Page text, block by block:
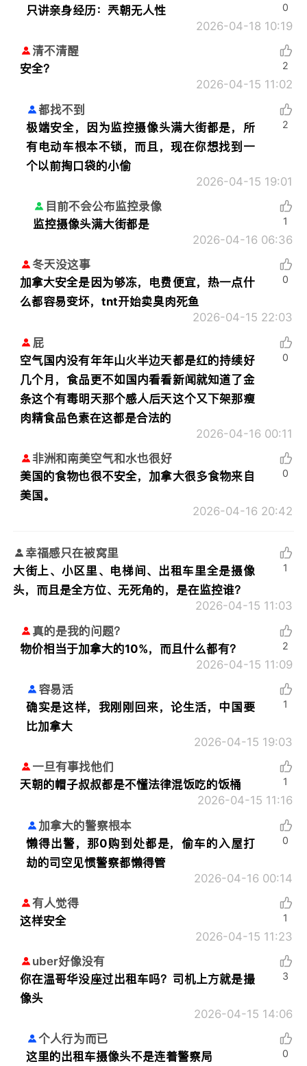
只讲亲身经历：兲朝无人性
2026-04-18 10:19
0
清不清醒
安全？
2026-04-15 11:02
2
都找不到
极端安全，因为监控摄像头满大街都是，所
有电动车根本不锁，而且，现在你想找到一
个以前掏口袋的小偷
2026-04-15 19:01
2
目前不会公布监控录像
监控摄像头满大街都是
2026-04-16 06:36
1
冬天没这事
加拿大安全是因为够冻，电费便宜，热一点什
么都容易变坏，tnt开始卖臭肉死鱼
2026-04-15 22:03
0
屁
空气国内没有年年山火半边天都是红的持续好
几个月，食品更不如国内看看新闻就知道了金
条这个有毒明天那个感人后天这个又下架那瘦
肉精食品色素在这都是合法的
2026-04-16 00:11
0
非洲和南美空气和水也很好
美国的食物也很不安全，加拿大很多食物来自
美国。
2026-04-16 20:42
0
幸福感只在被窝里
大街上、小区里、电梯间、出租车里全是摄像
头，而且是全方位、无死角的，是在监控谁？
2026-04-15 11:03
1
真的是我的问题？
物价相当于加拿大的10%，而且什么都有？
2026-04-15 11:09
2
容易活
确实是这样，我刚刚回来，论生活，中国要
比加拿大
2026-04-15 19:03
1
一旦有事找他们
天朝的帽子叔叔都是不懂法律混饭吃的饭桶
2026-04-15 11:16
1
加拿大的警察根本
懒得出警，那0购到处都是，偷车的入屋打
劫的司空见惯警察都懒得管
2026-04-16 00:14
0
有人觉得
这样安全
2026-04-15 11:23
1
uber好像没有
你在温哥华没座过出租车吗？司机上方就是撮
像头
2026-04-15 14:06
3
个人行为而已
这里的出租车摄像头不是连着警察局
0